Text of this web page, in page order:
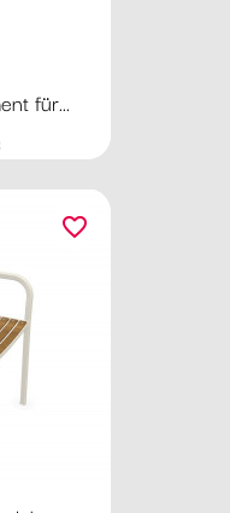
für...
favorite_border